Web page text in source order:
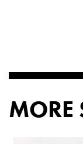
MORE